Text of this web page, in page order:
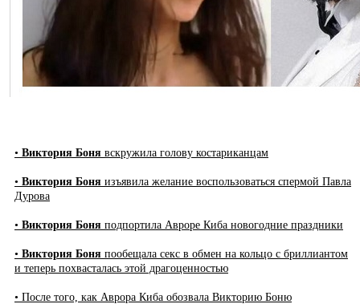
• Виктория Боня вскружила голову костариканцам
• Виктория Боня изъявила желание воспользоваться спермой Павла
Дурова
• Виктория Боня подпортила Авроре Киба новогодние праздники
• Виктория Боня пообещала секс в обмен на кольцо с бриллиантом
и теперь похвасталась этой драгоценностью
• После того, как Аврора Киба обозвала Викторию Боню